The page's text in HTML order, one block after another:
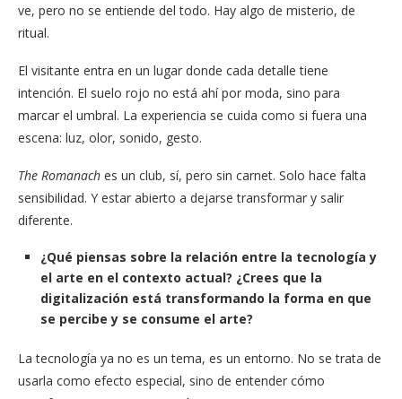
ve, pero no se entiende del todo. Hay algo de misterio, de
ritual.
El visitante entra en un lugar donde cada detalle tiene
intención. El suelo rojo no está ahí por moda, sino para
marcar el umbral. La experiencia se cuida como si fuera una
escena: luz, olor, sonido, gesto.
The Romanach es un club, sí, pero sin carnet. Solo hace falta
sensibilidad. Y estar abierto a dejarse transformar y salir
diferente.
¿Qué piensas sobre la relación entre la tecnología y
el arte en el contexto actual? ¿Crees que la
digitalización está transformando la forma en que
se percibe y se consume el arte?
La tecnología ya no es un tema, es un entorno. No se trata de
usarla como efecto especial, sino de entender cómo